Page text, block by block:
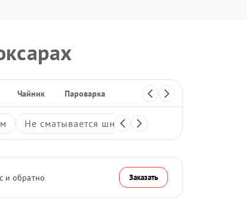
Чайник Пароварка Отпариватель
Не сматывается шнур Протечка
и обратно Заказать